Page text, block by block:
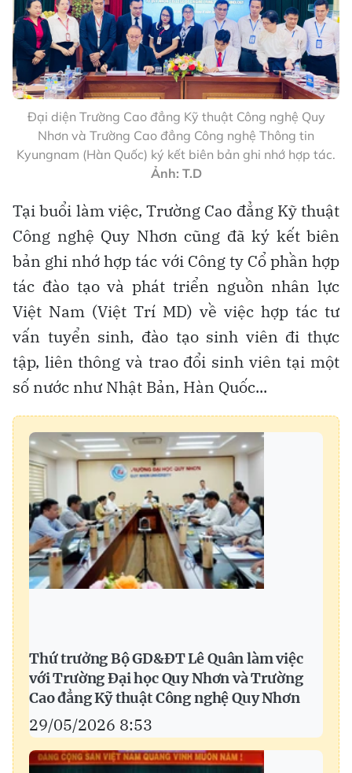
Đại diện Trường Cao đẳng Kỹ thuật Công nghệ Quy
Nhơn và Trường Cao đẳng Công nghệ Thông tin
Kyungnam (Hàn Quốc) ký kết biên bản ghi nhớ hợp tác.
Ảnh: T.D
Tại buổi làm việc, Trường Cao đẳng Kỹ thuật
Công nghệ Quy Nhơn cũng đã ký kết biên
bản ghi nhớ hợp tác với Công ty Cổ phần hợp
tác đào tạo và phát triển nguồn nhân lực
Việt Nam (Việt Trí MD) về việc hợp tác tư
vấn tuyển sinh, đào tạo sinh viên đi thực
tập, liên thông và trao đổi sinh viên tại một
số nước như Nhật Bản, Hàn Quốc...
Thứ trưởng Bộ GD&ĐT Lê Quân làm việc
với Trường Đại học Quy Nhơn và Trường
Cao đẳng Kỹ thuật Công nghệ Quy Nhơn
29/05/2026 8:53